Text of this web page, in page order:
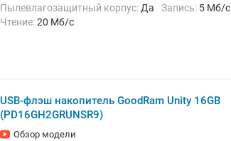
Пылевлагозащитный корпус: Да Запись: 5 Мб/с
Чтение:20 Мб/с
USB-флэш накопитель GoodRam Unity 16GB
(PD16GH2GRUNSR9)
Обзор модели